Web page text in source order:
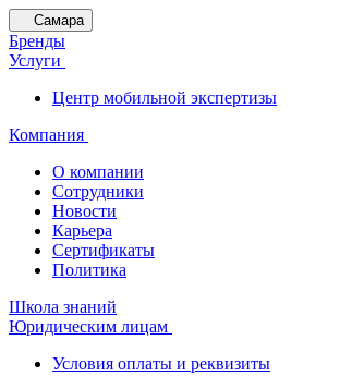
Самара
Бренды
Услуги
Центр мобильной экспертизы
Компания
О компании
Сотрудники
Новости
Карьера
Сертификаты
Политика
Школа знаний
Юридическим лицам
Условия оплаты и реквизиты